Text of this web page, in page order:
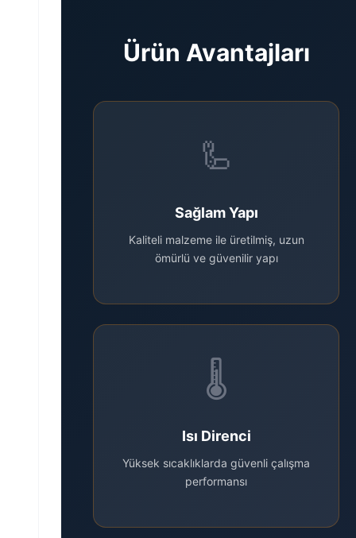
Ürün Avantajları
🦾
Sağlam Yapı
Kaliteli malzeme ile üretilmiş, uzun
ömürlü ve güvenilir yapı
🌡️
Isı Direnci
Yüksek sıcaklıklarda güvenli çalışma
performansı